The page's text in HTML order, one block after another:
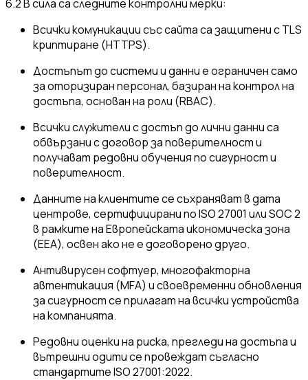
6.2 В сила са следните контролни мерки:
Всички комуникации със сайта са защитени с TLS
криптиране (HTTPS).
Достъпът до системи и данни е ограничен само
за оторизиран персонал, базиран на контрол на
достъпа, основан на роли (RBAC).
Всички служители с достъп до лични данни са
обвързани с договор за поверителност и
получават редовни обучения по сигурност и
поверителност.
Данните на клиентите се съхраняват в дата
центрове, сертифицирани по ISO 27001 или SOC 2
в рамките на Европейската икономическа зона
(EEA), освен ако не е договорено друго.
Антивирусен софтуер, многофакторна
автентикация (MFA) и своевременни обновления
за сигурност се прилагат на всички устройства
на компанията.
Редовни оценки на риска, прегледи на достъпа и
вътрешни одити се провеждат съгласно
стандартите ISO 27001:2022.